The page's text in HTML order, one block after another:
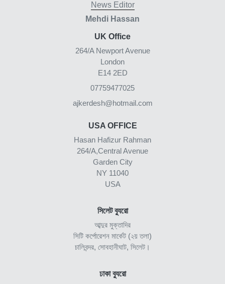
News Editor
Mehdi Hassan
UK Office
264/A Newport Avenue
London
E14 2ED
07759477025
ajkerdesh@hotmail.com
USA OFFICE
Hasan Hafizur Rahman
264/A,Central Avenue
Garden City
NY 11040
USA
সিলেট ব্যুরো
আব্দুর মুক্তাদির
সিটি কর্পোরেশন মার্কেট (২য় তলা)
চালিবন্দর, সোবহানীঘাট, সিলেট।
ঢাকা ব্যুরো